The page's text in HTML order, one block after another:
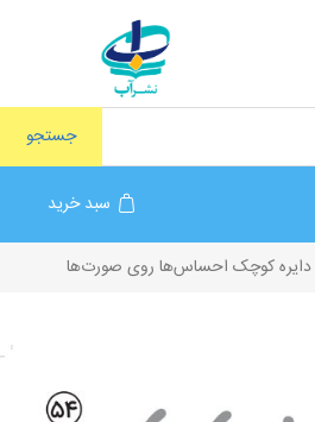
جستجو
سبد خرید
دایره کوچک احساس‌ها روی صورت‌ها